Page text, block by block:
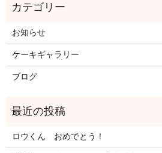
お知らせ
ケーキギャラリー
ブログ
ロウくん おめでとう！